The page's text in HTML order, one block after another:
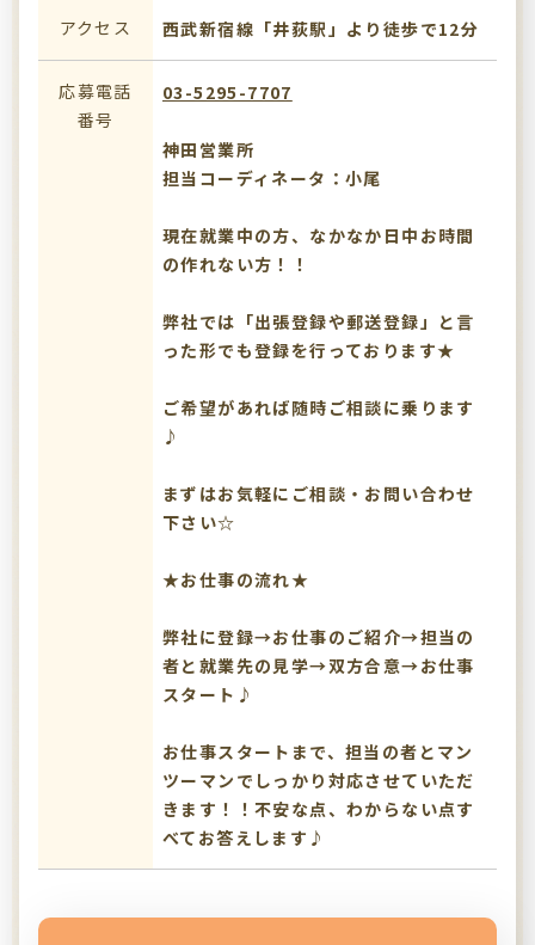
アクセス 西武新宿線「井荻駅」より徒歩で12分
応募電話
番号
03-5295-7707
神田営業所
担当コーディネータ：小尾
現在就業中の方、なかなか日中お時間
の作れない方！！
弊社では「出張登録や郵送登録」と言
った形でも登録を行っております★
ご希望があれば随時ご相談に乗ります
♪
まずはお気軽にご相談・お問い合わせ
下さい☆
★お仕事の流れ★
弊社に登録→お仕事のご紹介→担当の
者と就業先の見学→双方合意→お仕事
スタート♪
お仕事スタートまで、担当の者とマン
ツーマンでしっかり対応させていただ
きます！！不安な点、わからない点す
べてお答えします♪